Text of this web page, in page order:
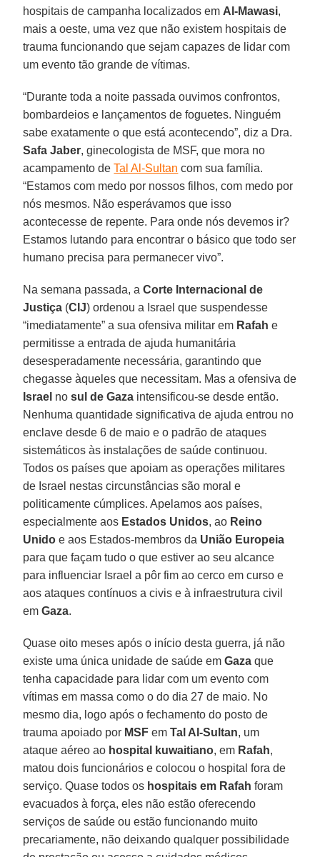
hospitais de campanha localizados em Al-Mawasi,
mais a oeste, uma vez que não existem hospitais de
trauma funcionando que sejam capazes de lidar com
um evento tão grande de vítimas.
“Durante toda a noite passada ouvimos confrontos,
bombardeios e lançamentos de foguetes. Ninguém
sabe exatamente o que está acontecendo”, diz a Dra.
Safa Jaber, ginecologista de MSF, que mora no
acampamento deTal Al-Sultan com sua família.
“Estamos com medo por nossos filhos, com medo por
nós mesmos. Não esperávamos que isso
acontecesse de repente. Para onde nós devemos ir?
Estamos lutando para encontrar o básico que todo ser
humano precisa para permanecer vivo”.
Na semana passada, aCorte Internacional de
Justiça (CIJ) ordenou a Israel que suspendesse
“imediatamente” a sua ofensiva militar em Rafah e
permitisse a entrada de ajuda humanitária
desesperadamente necessária, garantindo que
chegasse àqueles que necessitam. Mas a ofensiva de
Israel nosul de Gaza intensificou-se desde então.
Nenhuma quantidade significativa de ajuda entrou no
enclave desde 6 de maio e o padrão de ataques
sistemáticos às instalações de saúde continuou.
Todos os países que apoiam as operações militares
de Israel nestas circunstâncias são moral e
politicamente cúmplices. Apelamos aos países,
especialmente aos Estados Unidos, ao Reino
Unido e aos Estados-membros da União Europeia
para que façam tudo o que estiver ao seu alcance
para influenciar Israel a pôr fim ao cerco em curso e
aos ataques contínuos a civis e à infraestrutura civil
emGaza.
Quase oito meses após o início desta guerra, já não
existe uma única unidade de saúde emGaza que
tenha capacidade para lidar com um evento com
vítimas em massa como o do dia 27 de maio. No
mesmo dia, logo após o fechamento do posto de
trauma apoiado por MSF emTal Al-Sultan, um
ataque aéreo ao hospital kuwaitiano, em Rafah,
matou dois funcionários e colocou o hospital fora de
serviço. Quase todos os hospitais em Rafah foram
evacuados à força, eles não estão oferecendo
serviços de saúde ou estão funcionando muito
precariamente, não deixando qualquer possibilidade